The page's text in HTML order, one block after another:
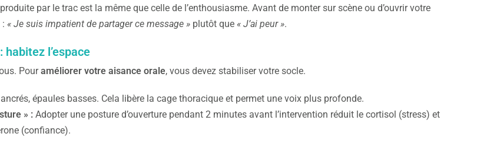
par le trac est la même que celle de l’enthousiasme. Avant de monter sur scène ou d’ouvrir votre
« Je suis impatient de partager ce message » plutôt que « J’ai peur ».
habitez l’espace
Pouraméliorer votre aisance orale, vous devez stabiliser votre socle.
épaules basses. Cela libère la cage thoracique et permet une voix plus profonde.
» : Adopter une posture d’ouverture pendant 2 minutes avant l’intervention réduit le cortisol (stress) et
(confiance).